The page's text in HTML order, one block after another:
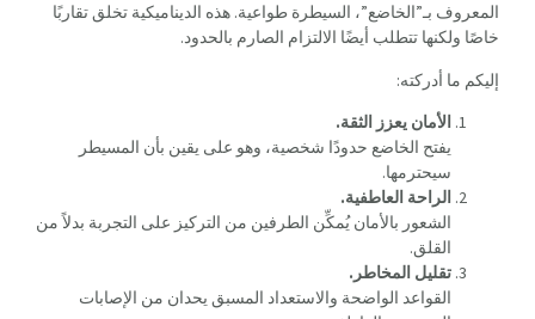
المعروف بـ”الخاضع”، السيطرة طواعية. هذه الديناميكية تخلق تقاربًا
خاصًا ولكنها تتطلب أيضًا الالتزام الصارم بالحدود.
إليكم ما أدركته:
الأمان يعزز الثقة.
يفتح الخاضع حدودًا شخصية، وهو على يقين بأن المسيطر
سيحترمها.
الراحة العاطفية.
الشعور بالأمان يُمكِّن الطرفين من التركيز على التجربة بدلاً من
القلق.
تقليل المخاطر.
القواعد الواضحة والاستعداد المسبق يحدان من الإصابات